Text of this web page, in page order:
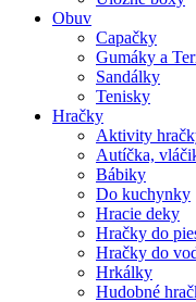
Obuv
Capačky
Gumáky a
Sandálky
Tenisky
Hračky
Aktivity
Autíčka,
Bábiky
Do kuchynky
Hracie deky
Hračky do
Hračky do
Hrkálky
Hudobné